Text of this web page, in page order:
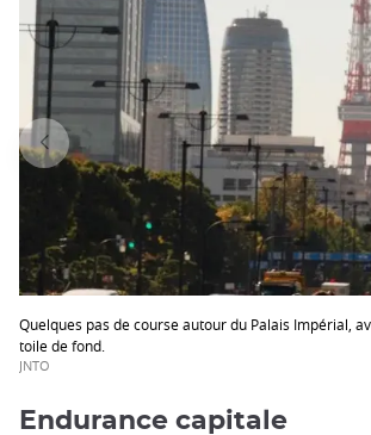
Quelques pas de course autour du Palais Impérial,
toile de fond.
JNTO
Endurance capitale